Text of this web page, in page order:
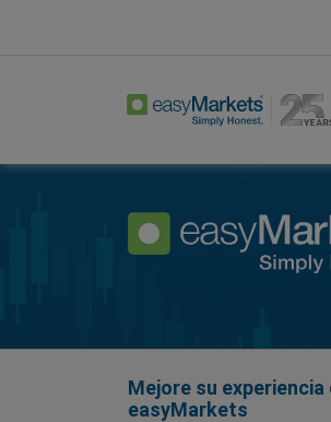
Mejore su
easyMarkets